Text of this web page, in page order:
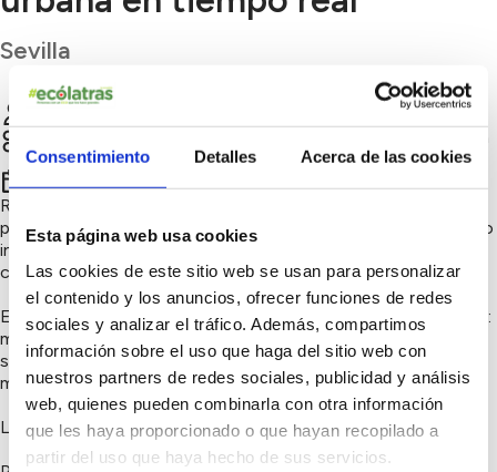
Consentimiento Detalles Acerca de las cookies
Esta página web usa cookies
Las cookies de este sitio web se usan para personalizar
el contenido y los anuncios, ofrecer funciones de redes
sociales y analizar el tráfico. Además, compartimos
información sobre el uso que haga del sitio web con
nuestros partners de redes sociales, publicidad y análisis
web, quienes pueden combinarla con otra información
que les haya proporcionado o que hayan recopilado a
partir del uso que haya hecho de sus servicios.
Sevilla
sostenible
ReUseCity es una aplicación web que permite a cualquier
persona publicar y localizar objetos reutilizables en su entorno
inmediato, especialmente aquellos que se dejan junto a
contenedores o en la vía pública.
El proyecto surge para dar respuesta a un problema cotidiano:
muchos objetos en buen estado se convierten en residuo
simplemente porque nadie sabe que están disponibles en ese
momento.
La plataforma permite: